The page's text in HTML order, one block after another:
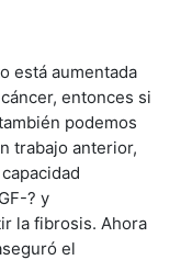
está aumentada
entonces si
podemos
trabajo anterior,
? y
la fibrosis. Ahora
el